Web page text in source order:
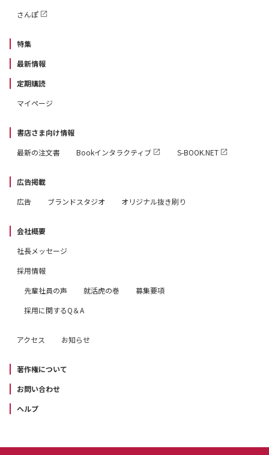
さんぽ
特集
最新情報
定期購読
マイページ
書店さま向け情報
最新の注文書
Bookインタラクティブ S-BOOK.NET
広告掲載
広告
ブランドスタジオ オリジナル抜き刷り
会社概要
社長メッセージ
採用情報
先輩社員の声
就活虎の巻
募集要項
採用に関するQ＆A
アクセス お知らせ
著作権について
お問い合わせ
ヘルプ